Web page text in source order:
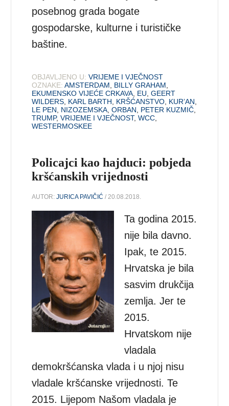
posebnog grada bogate
gospodarske, kulturne i turističke
baštine.
OBJAVLJENO U: VRIJEME I VJEČNOST
OZNAKE: AMSTERDAM BILLY GRAHAM
EKUMENSKO VIJEĆE CRKAVA EU ,GEERT
WILDERS KARL BARTH KRŠĆANSTVO KUR’AN
LE PEN
NIZOZEMSKA ,ORBAN PETER KUZMIČ
TRUMP,VRIJEME I VJEČNOST,WCC
WESTERMOSKEE
Policajci kao hajduci: pobjeda
kršćanskih vrijednosti
AUTOR:JURICA PAVIČIĆ / 20.08.2018.
Ta godina 2015.
nije bila davno.
Ipak, te 2015.
Hrvatska je bila
sasvim drukčija
zemlja. Jer te
2015.
Hrvatskom nije
vladala
demokršćanska vlada i u njoj nisu
vladale kršćanske vrijednosti. Te
2015. Lijepom Našom vladala je